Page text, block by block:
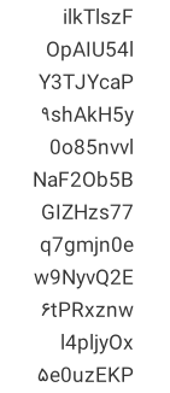
ilkTlszF
OpAIU54l
Y3TJYcaP
۹shAkH5y
0o85nvvl
NaF2Ob5B
GIZHzs77
q7gmjn0e
w9NyvQ2E
۶tPRxznw
l4pljyOx
۵e0uzEKP